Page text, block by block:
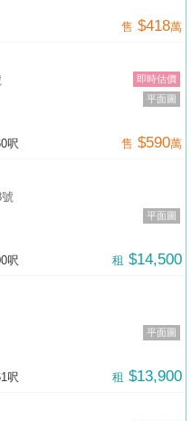
售 $418萬
即時估價
平面圖
呎 售 $590萬
平面圖
呎 租 $14,500
平面圖
呎 租 $13,900